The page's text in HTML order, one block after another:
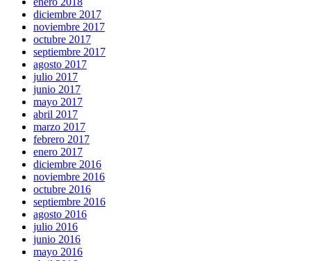
diciembre 2017
noviembre 2017
octubre 2017
septiembre 2017
agosto 2017
julio 2017
junio 2017
mayo 2017
abril 2017
marzo 2017
febrero 2017
enero 2017
diciembre 2016
noviembre 2016
octubre 2016
septiembre 2016
agosto 2016
julio 2016
junio 2016
mayo 2016